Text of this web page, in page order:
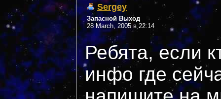
Sergey
Запасной Выход
28 March, 2005 в 22:14
Ребята, если
инфо где